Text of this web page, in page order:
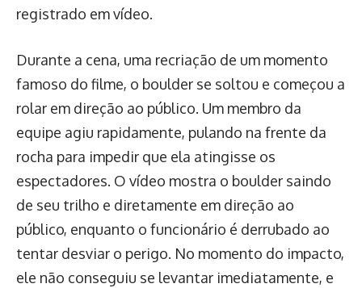
registrado em vídeo.
Durante a cena, uma recriação de um momento
famoso do filme, o boulder se soltou e começou a
rolar em direção ao público. Um membro da
equipe agiu rapidamente, pulando na frente da
rocha para impedir que ela atingisse os
espectadores. O vídeo mostra o boulder saindo
de seu trilho e diretamente em direção ao
público, enquanto o funcionário é derrubado ao
tentar desviar o perigo. No momento do impacto,
ele não conseguiu se levantar imediatamente, e